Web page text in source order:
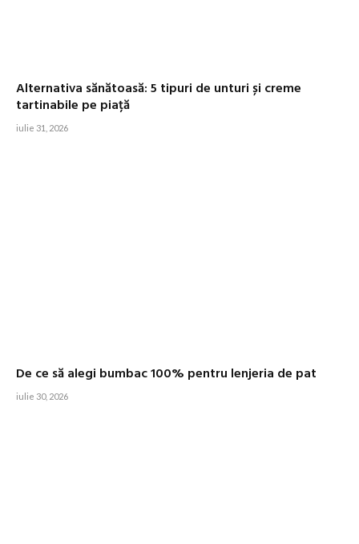
Alternativa sănătoasă: 5 tipuri de unturi și creme
tartinabile pe piață
iulie 31, 2026
De ce să alegi bumbac 100% pentru lenjeria de pat
iulie 30, 2026